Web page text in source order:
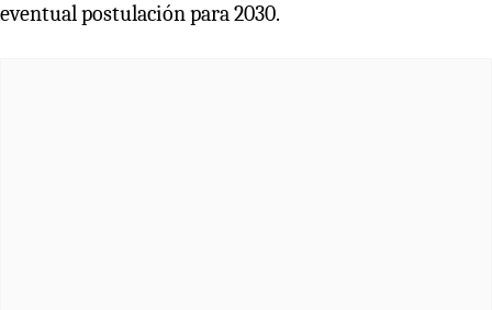
eventual postulación para 2030.